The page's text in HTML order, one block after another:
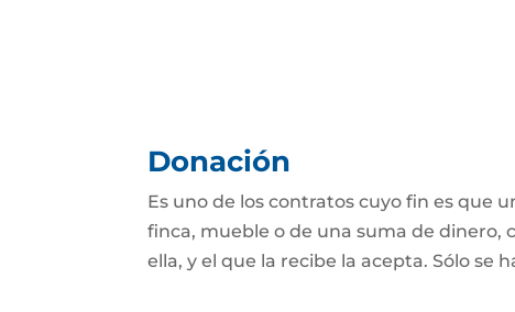
Donación
Es uno de los contratos cuyo fin es que
finca, mueble o de una suma de dinero,
ella, y el que la recibe la acepta. Sólo se